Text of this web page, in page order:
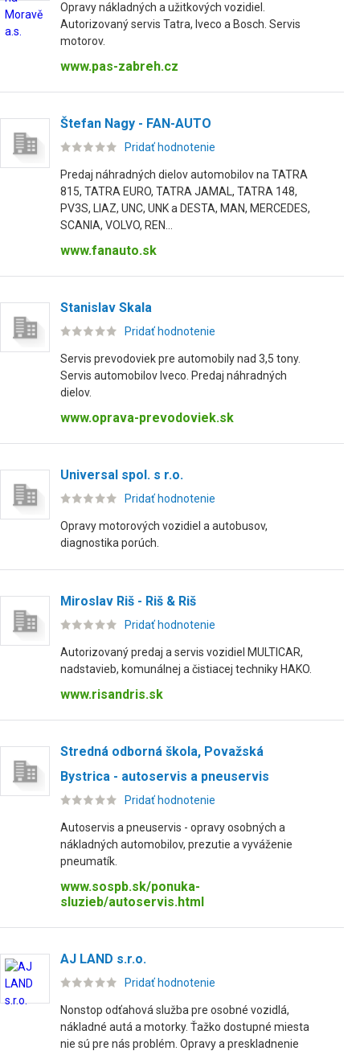
Opravy nákladných a užitkových vozidiel.
Autorizovaný servis Tatra, Iveco a Bosch. Servis
motorov.
www.pas-zabreh.cz
Štefan Nagy - FAN-AUTO
Pridať hodnotenie
Predaj náhradných dielov automobilov na TATRA
815, TATRA EURO, TATRA JAMAL, TATRA 148,
PV3S, LIAZ, UNC, UNK a DESTA, MAN, MERCEDES,
SCANIA, VOLVO, REN...
www.fanauto.sk
Stanislav Skala
Pridať hodnotenie
Servis prevodoviek pre automobily nad 3,5 tony.
Servis automobilov Iveco. Predaj náhradných
dielov.
www.oprava-prevodoviek.sk
Universal spol. s r.o.
Pridať hodnotenie
Opravy motorových vozidiel a autobusov,
diagnostika porúch.
Miroslav Riš - Riš & Riš
Pridať hodnotenie
Autorizovaný predaj a servis vozidiel MULTICAR,
nadstavieb, komunálnej a čistiacej techniky HAKO.
www.risandris.sk
Stredná odborná škola, Považská
Bystrica - autoservis a pneuservis
Pridať hodnotenie
Autoservis a pneuservis - opravy osobných a
nákladných automobilov, prezutie a vyváženie
pneumatík.
www.sospb.sk/ponuka-
sluzieb/autoservis.html
AJ LAND s.r.o.
Pridať hodnotenie
Nonstop odťahová služba pre osobné vozidlá,
nákladné autá a motorky. Ťažko dostupné miesta
nie sú pre nás problém. Opravy a preskladnenie